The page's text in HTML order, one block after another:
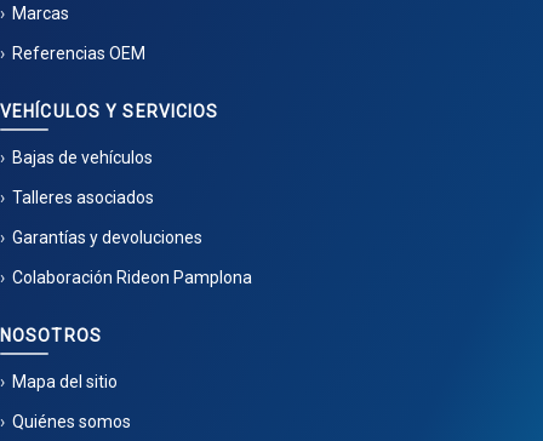
Marcas
Referencias OEM
VEHÍCULOS Y SERVICIOS
Bajas de vehículos
Talleres asociados
Garantías y devoluciones
Colaboración Rideon Pamplona
NOSOTROS
Mapa del sitio
Quiénes somos